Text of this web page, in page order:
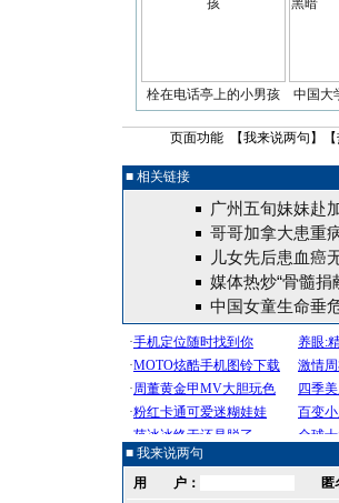
栓在电话亭上的小男孩 中国大
页面功能 【我来说两句 】【
■ 相关链接
广州五旬妹妹赴
哥哥加拿大患重
儿女先后患血癌
媒体热炒“骨髓捐
中国女童生命垂
■ 我来说两句
用 户：
匿